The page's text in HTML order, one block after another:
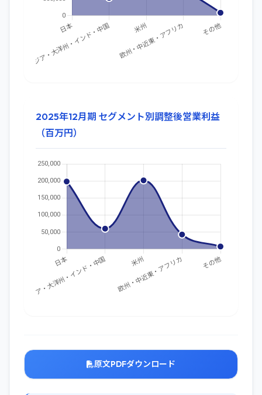
2025年12月期 セグメント別調整後営業利益
（百万円）
原文PDFダウンロード